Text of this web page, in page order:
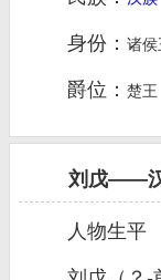
身份： 诸侯
爵位： 楚王
刘戊——汉
人物生平